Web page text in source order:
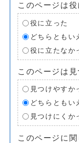
このページは
役に立った
どちらともい
役に立たなか
このページは
見つけやすか
どちらともい
見つけにくか
このページに